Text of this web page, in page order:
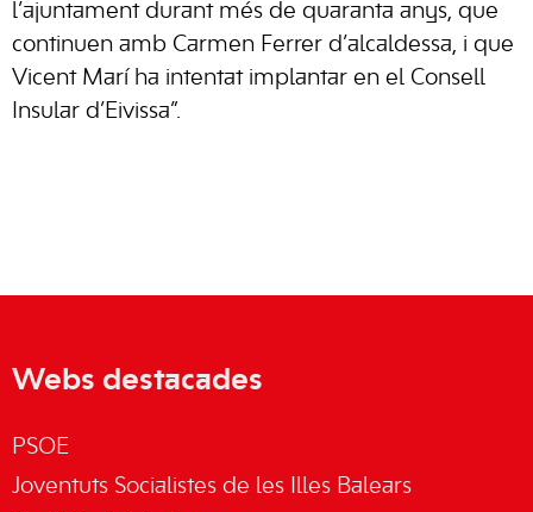
l’ajuntament durant més de quaranta anys, que
continuen amb Carmen Ferrer d’alcaldessa, i que
Vicent Marí ha intentat implantar en el Consell
Insular d’Eivissa”.
Webs destacades
PSOE
Joventuts Socialistes de les Illes Balears